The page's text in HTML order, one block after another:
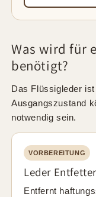
Was wird für
benötigt?
Das Flüssigleder
Ausgangszustand
notwendig sein.
VORBEREITUNG
Leder Entfetter
Entfernt